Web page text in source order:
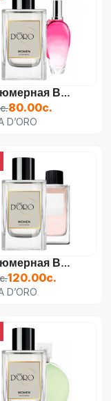
Парфюмерная Вода Для Женщин Escada Sexy Graffiti,
80.00с.
D’ORO
Парфюмерная Вода Для Женщин Dolce Gabbana 3 L'imperatrice,
120.00с.
D’ORO